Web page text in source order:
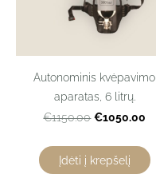
Autonominis kvėpavimo
aparatas, 6 litrų.
€1150.00 €1050.00
Įdėti į krepšelį